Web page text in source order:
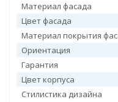
Материал фасада
Цвет фасада
Материал покрытия
Ориентация
Гарантия
Цвет корпуса
Стилистика дизайна